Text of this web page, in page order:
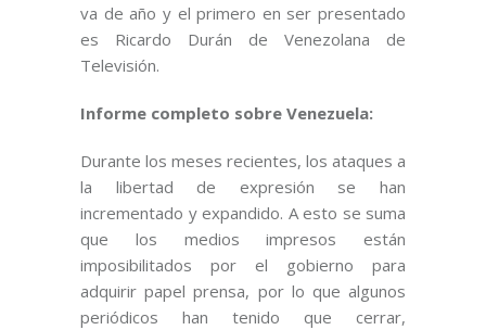
va de año y el primero en ser presentado
es Ricardo Durán de Venezolana de
Televisión.
Informe completo sobre Venezuela:
Durante los meses recientes, los ataques a
la libertad de expresión se han
incrementado y expandido. A esto se suma
que los medios impresos están
imposibilitados por el gobierno para
adquirir papel prensa, por lo que algunos
periódicos han tenido que cerrar,